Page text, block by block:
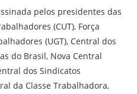
pelos presidentes das
(CUT), Força
(UGT), Central dos
do Brasil, Nova Central
dos Sindicatos
da Classe Trabalhadora,